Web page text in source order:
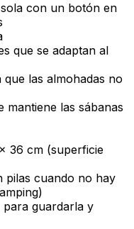
con un botón en
que se adaptan al
las almohadas no
mantiene las sábanas
36 cm (superficie
pilas cuando no hay
guardarla y